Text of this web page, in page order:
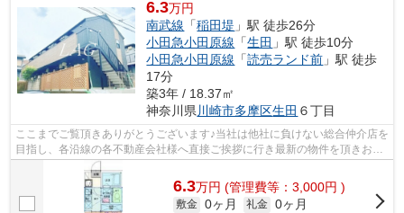
6.3万円
南武線 「稲田堤 」駅 徒歩26分
小田急小田原線 「生田 」駅 徒歩10分
小田急小田原線 「読売ランド前 」駅 徒歩
17分
築3年 / 18.37㎡
神奈川県 川崎市多摩区生田 ６丁目
ここまでご覧頂きありがとうございます♪当社は他社に負けない総合仲介店を
目指し、各沿線の各不動産会社様へ直接ご挨拶に行き最新の物件を頂きお客
様へ提供しております！最新の情報は...
6.3万円 (管理費等：3,000円 )
敷金 0ヶ月 礼金 0ヶ月